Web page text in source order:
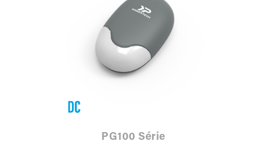
PG100 Série